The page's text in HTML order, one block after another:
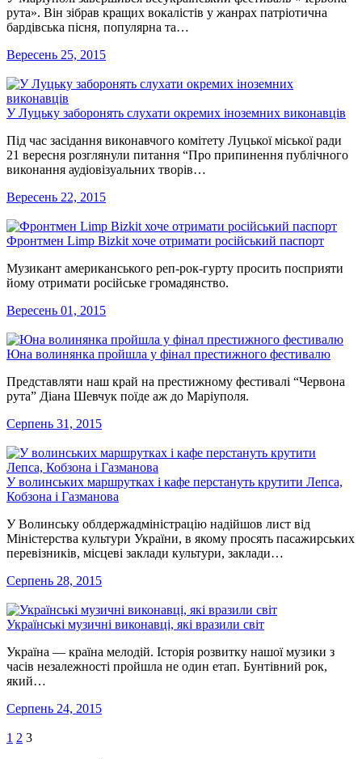
рута». Він зібрав кращих вокалістів у жанрах патріотична
бардівська пісня, популярна та…
Вересень 25, 2015
У Луцьку заборонять слухати окремих іноземних виконавців
Під час засідання виконавчого комітету Луцької міської ради
21 вересня розглянули питання “Про припинення публічного
виконання аудіовізуальних творів…
Вересень 22, 2015
Фронтмен Limp Bizkit хоче отримати російський паспорт
Музикант американського реп-рок-гурту просить посприяти
йому отримати російське громадянство.
Вересень 01, 2015
Юна волинянка пройшла у фінал престижного фестивалю
Представляти наш край на престижному фестивалі “Червона
рута” Діана Шевчук поїде аж до Маріуполя.
Серпень 31, 2015
У волинських маршрутках і кафе перстануть крутити Лепса,
Кобзона і Газманова
У Волинську облдержадміністрацію надійшов лист від
Міністерства культури України, в якому просять пасажирських
перевізників, місцеві заклади культури, заклади…
Серпень 28, 2015
Українські музичні виконавці, які вразили світ
Україна — країна мелодій. Історія розвитку нашої музики з
часів незалежності пройшла не один етап. Бунтівний рок,
який…
Серпень 24, 2015
1 2 3